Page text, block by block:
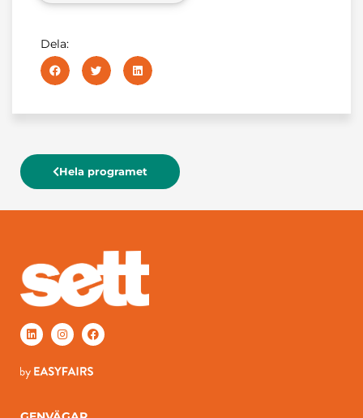
Dela:
Hela programet